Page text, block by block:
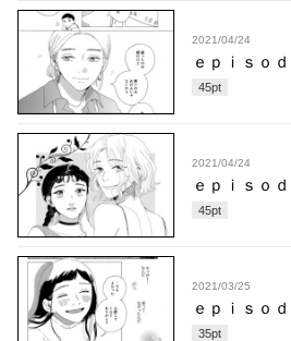
2021/04/24
ｅｐｉｓｏ
45pt
2021/04/24
ｅｐｉｓｏ
45pt
2021/03/25
ｅｐｉｓｏ
35pt